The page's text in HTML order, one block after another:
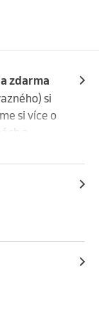
zdarma
si
si více o
a
jen